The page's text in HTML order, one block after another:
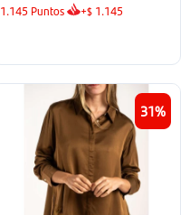
1.145 Puntos +$ 1.145
31